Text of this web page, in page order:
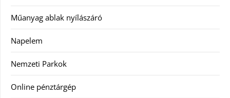
Műanyag ablak nyílászáró
Napelem
Nemzeti Parkok
Online pénztárgép